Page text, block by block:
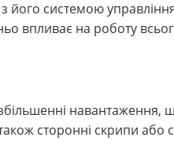
його системою
впливає на роботу
навантаження,
сторонні скрипи або